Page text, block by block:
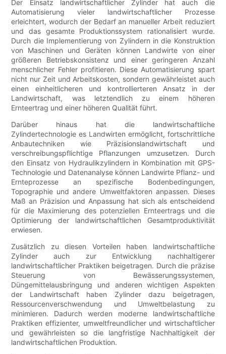
Der Einsatz landwirtschaftlicher Zylinder hat auch die
Automatisierung vieler landwirtschaftlicher Prozesse
erleichtert, wodurch der Bedarf an manueller Arbeit reduziert
und das gesamte Produktionssystem rationalisiert wurde.
Durch die Implementierung von Zylindern in die Konstruktion
von Maschinen und Geräten können Landwirte von einer
größeren Betriebskonsistenz und einer geringeren Anzahl
menschlicher Fehler profitieren. Diese Automatisierung spart
nicht nur Zeit und Arbeitskosten, sondern gewährleistet auch
einen einheitlicheren und kontrollierteren Ansatz in der
Landwirtschaft, was letztendlich zu einem höheren
Ernteertrag und einer höheren Qualität führt.
Darüber hinaus hat die landwirtschaftliche
Zylindertechnologie es Landwirten ermöglicht, fortschrittliche
Anbautechniken wie Präzisionslandwirtschaft und
verschreibungspflichtige Pflanzungen umzusetzen. Durch
den Einsatz von Hydraulikzylindern in Kombination mit GPS-
Technologie und Datenanalyse können Landwirte Pflanz- und
Ernteprozesse an spezifische Bodenbedingungen,
Topographie und andere Umweltfaktoren anpassen. Dieses
Maß an Präzision und Anpassung hat sich als entscheidend
für die Maximierung des potenziellen Ernteertrags und die
Optimierung der landwirtschaftlichen Gesamtproduktivität
erwiesen.
Zusätzlich zu diesen Vorteilen haben landwirtschaftliche
Zylinder auch zur Entwicklung nachhaltigerer
landwirtschaftlicher Praktiken beigetragen. Durch die präzise
Steuerung von Bewässerungssystemen,
Düngemittelausbringung und anderen wichtigen Aspekten
der Landwirtschaft haben Zylinder dazu beigetragen,
Ressourcenverschwendung und Umweltbelastung zu
minimieren. Dadurch werden moderne landwirtschaftliche
Praktiken effizienter, umweltfreundlicher und wirtschaftlicher
und gewährleisten so die langfristige Nachhaltigkeit der
landwirtschaftlichen Produktion.